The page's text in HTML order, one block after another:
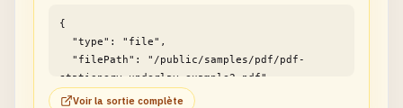
{
stationery-underlay-example2.pdf"
}
Voir la sortie complète